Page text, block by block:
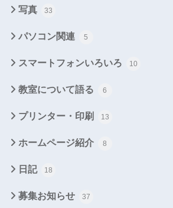
写真 33
パソコン関連 5
スマートフォンいろいろ 10
教室について語る 6
プリンター・印刷 13
ホームページ紹介 8
日記 18
募集お知らせ 37